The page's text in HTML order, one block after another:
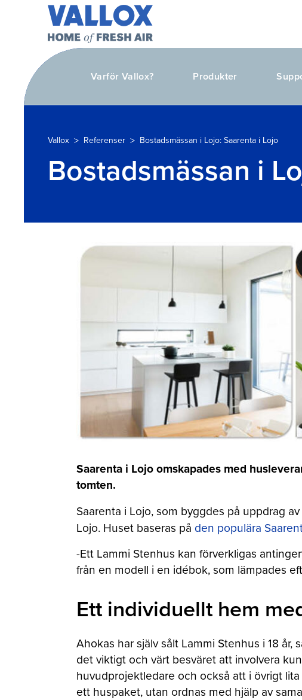
Varför Vallox? Produkter
Vallox > Referenser > Bostadsmässan i Lojo: Saarenta i Lojo
Bostadsmässan i
Saarenta i Lojo omskapades med
tomten.
Saarenta i Lojo, som byggdes på uppdrag av
Lojo. Huset baseras på den populära
-Ett Lammi Stenhus kan förverkligas
från en modell i en idébok, som lämpades
Ett individuellt hem
Ahokas har själv sålt Lammi Stenhus i 18
det viktigt och värt besväret att involvera
huvudprojektledare och också att i övrigt
ett huspaket, utan ordnas med hjälp av